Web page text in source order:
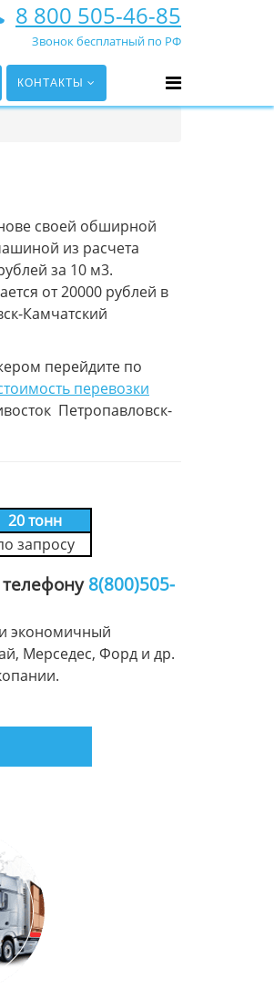
8 800 505-46-85
Звонок бесплатный по РФ
КОНТАКТЫ
своей обширной
из расчета
за 10 м3.
от 20000 рублей в
Камчатский
перейдите по
перевозки
Петропавловск-
20 тонн
запросу
8(800)505-
экономичный
Мерседес, Форд и др.